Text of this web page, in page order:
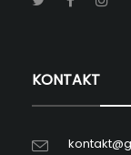
KONTAKT